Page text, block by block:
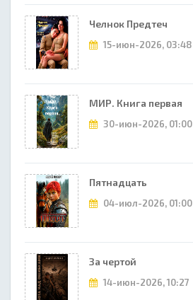
Челнок Предтеч
15-июн-2026, 03:48
МИР. Книга первая
30-июн-2026, 01:00
Пятнадцать
04-июл-2026, 01:00
За чертой
14-июн-2026, 10:27